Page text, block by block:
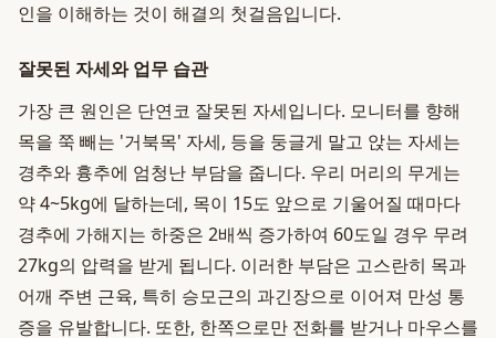
인을 이해하는 것이 해결의 첫걸음입니다.
잘못된 자세와 업무 습관
가장 큰 원인은 단연코 잘못된 자세입니다. 모니터를 향해
목을 쭉 빼는 '거북목' 자세, 등을 둥글게 말고 앉는 자세는
경추와 흉추에 엄청난 부담을 줍니다. 우리 머리의 무게는
약 4~5kg에 달하는데, 목이 15도 앞으로 기울어질 때마다
경추에 가해지는 하중은 2배씩 증가하여 60도일 경우 무려
27kg의 압력을 받게 됩니다. 이러한 부담은 고스란히 목과
어깨 주변 근육, 특히 승모근의 과긴장으로 이어져 만성 통
증을 유발합니다. 또한, 한쪽으로만 전화를 받거나 마우스를